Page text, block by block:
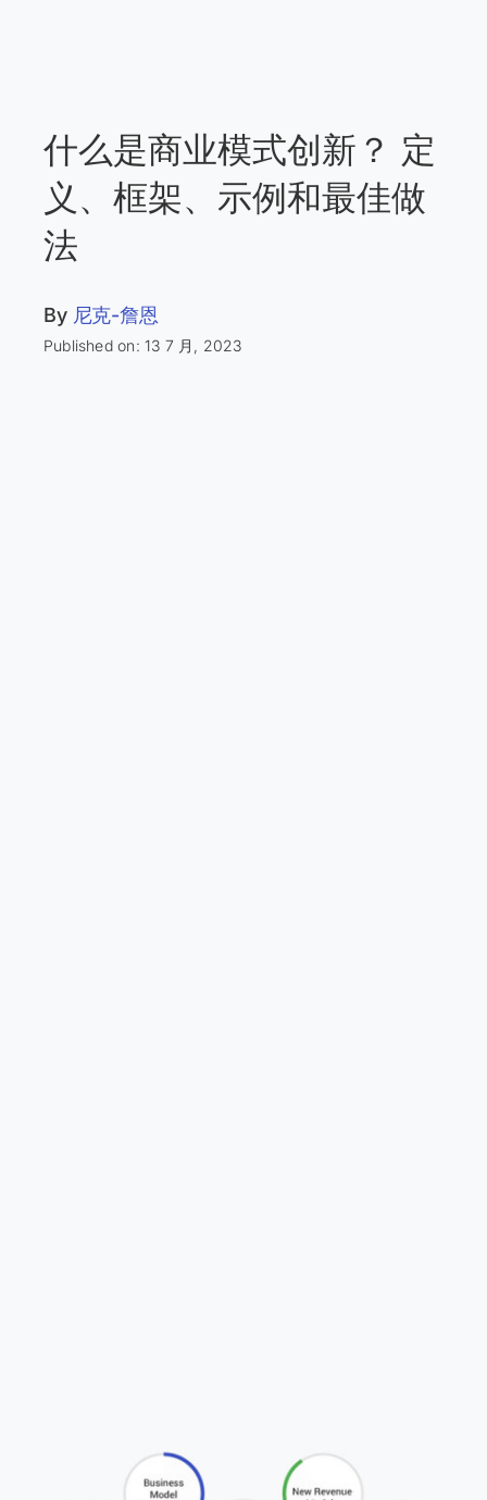
什么是商业模式创新？ 定
义、框架、示例和最佳做
法
By 尼克-詹恩
Published on: 13 7 月, 2023